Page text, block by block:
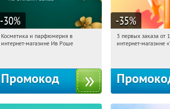
-30%
12:49:47 Получили:
Косметика и парфюмерия в
интернет-магазине Ив Роше
Промокод
-35%
12:49:47
3 первых заказа от
интернет-магазине